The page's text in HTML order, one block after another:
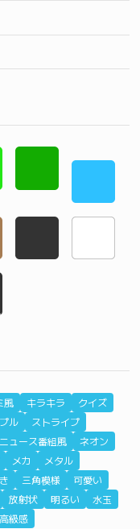
風 キラキラ
クイズ
ル
ストライプ
ニュース番組風
ネオン
メカ
メタル
三角模様
可愛い
放射状 明るい
水玉
高級感